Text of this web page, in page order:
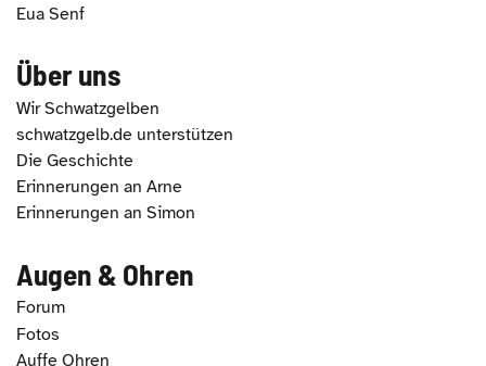
Eua Senf
Über uns
Wir Schwatzgelben
schwatzgelb.de unterstützen
Die Geschichte
Erinnerungen an Arne
Erinnerungen an Simon
Augen & Ohren
Forum
Fotos
Auffe Ohren